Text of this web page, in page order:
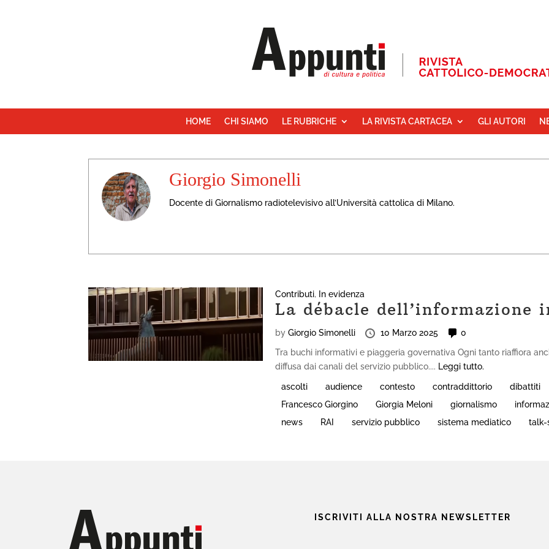
HOME CHI SIAMO LE RUBRICHE LA RIVISTA CARTACEA GLI AUTORI
Giorgio Simonelli
Docente di Giornalismo radiotelevisivo all’Università cattolica di Milano.
Contributi, In evidenza
La débacle dell’informazione
byGiorgio Simonelli 10 Marzo 2025
0
Tra buchi informativi e piaggeria governativa Ogni tanto riaffiora
diffusa dai canali del servizio pubblico.... Leggi tutto.
ascolti audience contesto contraddittorio dibattiti
Francesco Giorgino
Giorgia Meloni giornalismo
news
RAI servizio pubblico sistema mediatico talk-
ISCRIVITI ALLA NOSTRA NEWSLETTER